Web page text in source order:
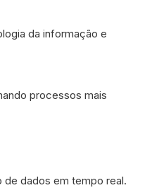
da informação e
processos mais
de dados em tempo real.